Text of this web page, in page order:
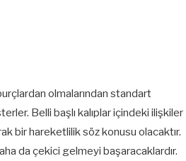
olmalarından standart
Belli başlı kalıplar içindeki ilişkiler
bir hareketlilik söz konusu olacaktır.
da çekici gelmeyi başaracaklardır.